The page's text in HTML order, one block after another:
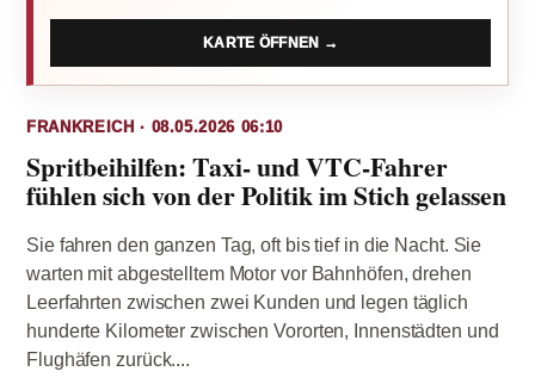
KARTE ÖFFNEN →
FRANKREICH · 08.05.2026 06:10
Spritbeihilfen: Taxi- und VTC-Fahrer
fühlen sich von der Politik im Stich gelassen
Sie fahren den ganzen Tag, oft bis tief in die Nacht. Sie
warten mit abgestelltem Motor vor Bahnhöfen, drehen
Leerfahrten zwischen zwei Kunden und legen täglich
hunderte Kilometer zwischen Vororten, Innenstädten und
Flughäfen zurück....